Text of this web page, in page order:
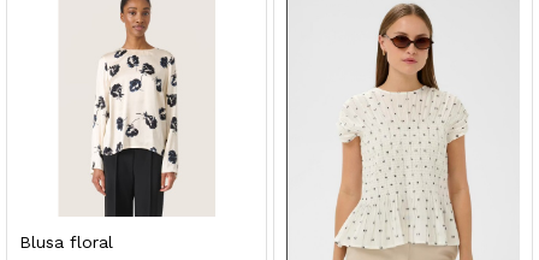
Blusa floral